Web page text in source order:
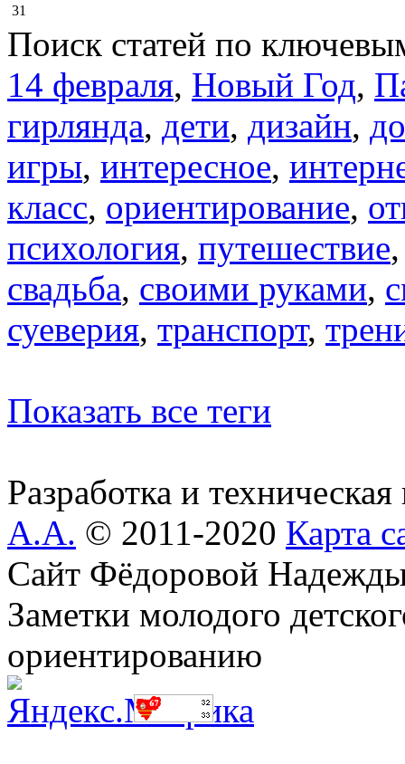
31
Поиск статей по
14 февраля, Новый Год,
гирлянда, дети, дизайн,
игры, интересное,
класс, ориентирование,
психология, путешествие
свадьба, своими руками,
суеверия, транспорт,
Показать все теги
Разработка и
А.А. © 2011-2020 Карта
Сайт Фёдоровой
Заметки молодого
ориентированию